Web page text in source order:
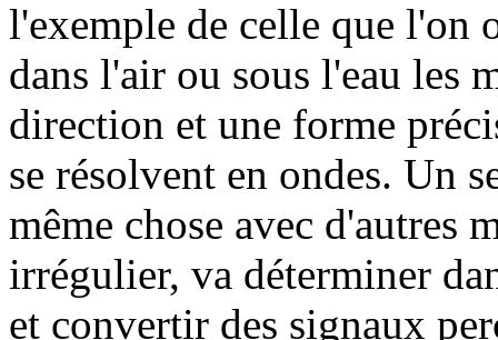
l'exemple de celle que l'on
dans l'air ou sous l'eau les
direction et une forme
se résolvent en ondes. Un
même chose avec d'autres
irrégulier, va déterminer
et convertir des signaux